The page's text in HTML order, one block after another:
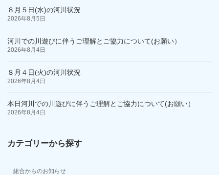
８月５日(水)の河川状況
2026年8月5日
河川での川遊びに伴うご理解とご協力について(お願い）
2026年8月4日
８月４日(火)の河川状況
2026年8月4日
本日河川での川遊びに伴うご理解とご協力について(お願い）
2026年8月4日
カテゴリーから探す
組合からのお知らせ